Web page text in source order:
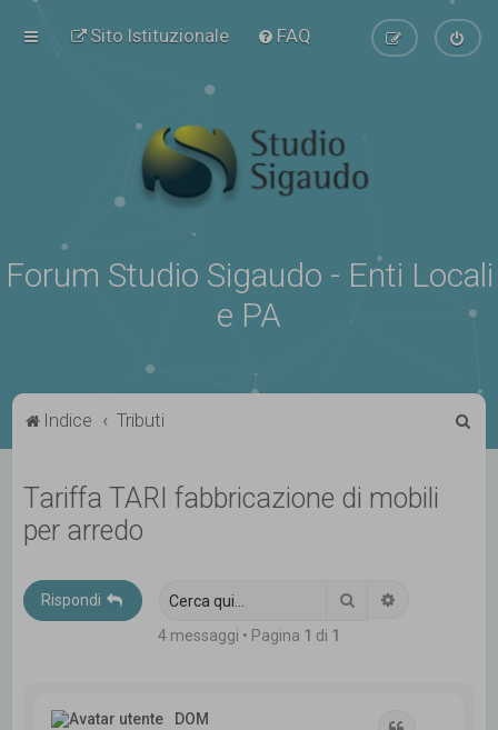
Sito Istituzionale FAQ
Forum Studio Sigaudo - Enti Locali
e PA
Indice Tributi
Tariffa TARI fabbricazione di mobili
per arredo
Rispondi Cerca
4 messaggi • Pagina 1 di 1
DOM